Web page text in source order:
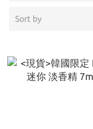
Sort by